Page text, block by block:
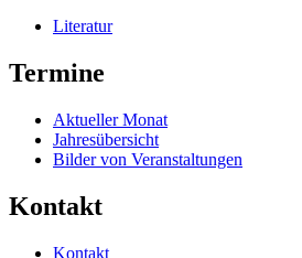
Literatur
Termine
Aktueller Monat
Jahresübersicht
Bilder von Veranstaltungen
Kontakt
Kontakt